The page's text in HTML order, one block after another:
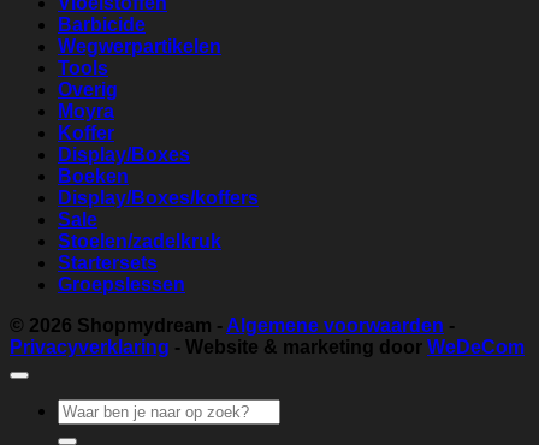
Barbicide
Wegwerpartikelen
Tools
Overig
Moyra
Koffer
Display/Boxes
Boeken
Display/Boxes/koffers
Sale
Stoelen/zadelkruk
Startersets
Groepslessen
© 2026 Shopmydream - Algemene voorwaarden -
Privacyverklaring - Website & marketing door WeDeCom
Zoeken
naar: